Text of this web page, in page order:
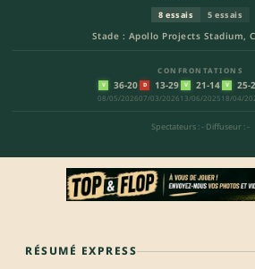
Stade : Apollo Projects Stadium,
8 essais 5 essais
CONFRONTATIONS
V 36-20
08/05/2026
D 13-29
07/03/2026
V 21-14
13/06/2025
V 25-
18/04/
Spectateurs : - Diffuseur : -
RÉSUMÉ EXPRESS